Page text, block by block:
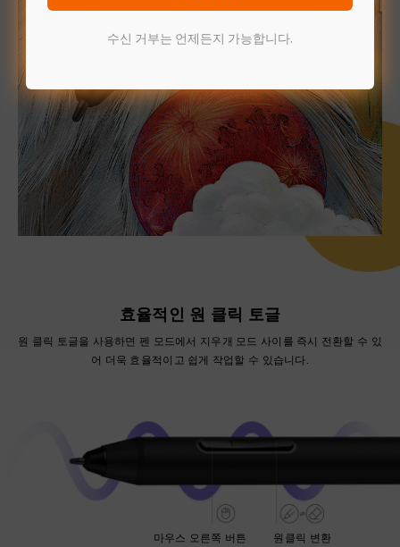
효율적인 원 클릭 토글
원 클릭 토글을 사용하면 펜 모드에서 지우개 모드 사이를 즉시 전환할 수 있
어 더욱 효율적이고 쉽게 작업할 수 있습니다.
마우스 오른쪽 버튼 원클릭 변환
수신 거부는 언제든지 가능합니다.